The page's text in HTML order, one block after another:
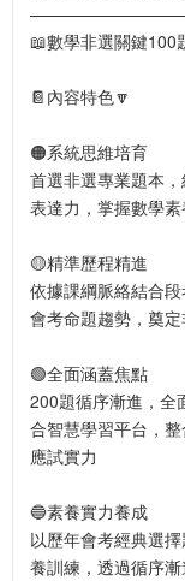
📖數學非選關鍵100
📔內容特色🔽
🟠系統思維培育
首選非選專業題本
表達力，掌握數學
🟡精準歷程精進
依據課綱脈絡結合
會考命題趨勢，奠
🟢全面涵蓋焦點
200題循序漸進，全
合智慧學習平台，
應試實力
🔵素養實力養成
以歷年會考經典選
養訓練，透過循序